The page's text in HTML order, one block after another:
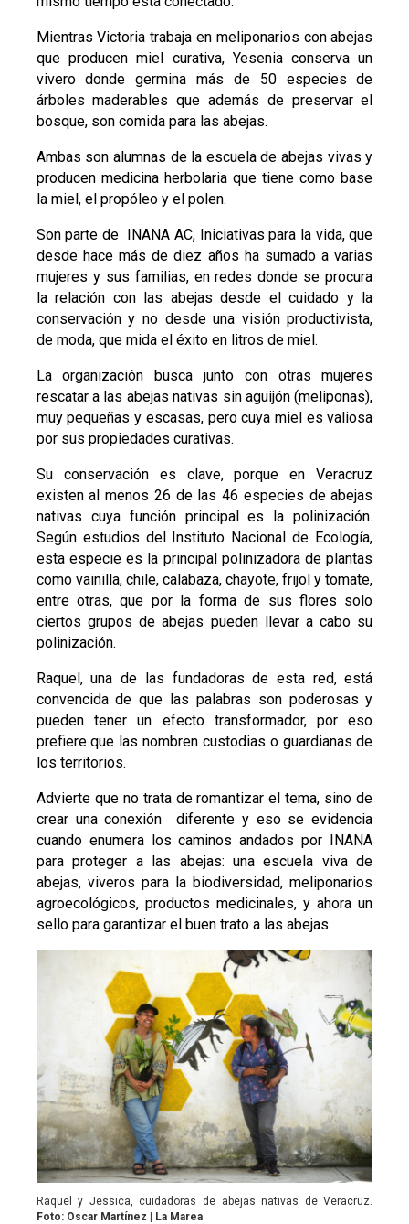
Mientras Victoria trabaja en meliponarios con abejas
que producen miel curativa, Yesenia conserva un
vivero donde germina más de 50 especies de
árboles maderables que además de preservar el
bosque, son comida para las abejas.
Ambas son alumnas de la escuela de abejas vivas y
producen medicina herbolaria que tiene como base
la miel, el propóleo y el polen.
Son parte de INANA AC, Iniciativas para la vida, que
desde hace más de diez años ha sumado a varias
mujeres y sus familias, en redes donde se procura
la relación con las abejas desde el cuidado y la
conservación y no desde una visión productivista,
de moda, que mida el éxito en litros de miel.
La organización busca junto con otras mujeres
rescatar a las abejas nativas sin aguijón (meliponas),
muy pequeñas y escasas, pero cuya miel es valiosa
por sus propiedades curativas.
Su conservación es clave, porque en Veracruz
existen al menos 26 de las 46 especies de abejas
nativas cuya función principal es la polinización.
Según estudios del Instituto Nacional de Ecología,
esta especie es la principal polinizadora de plantas
como vainilla, chile, calabaza, chayote, frijol y tomate,
entre otras, que por la forma de sus flores solo
ciertos grupos de abejas pueden llevar a cabo su
polinización.
Raquel, una de las fundadoras de esta red, está
convencida de que las palabras son poderosas y
pueden tener un efecto transformador, por eso
prefiere que las nombren custodias o guardianas de
los territorios.
Advierte que no trata de romantizar el tema, sino de
crear una conexión diferente y eso se evidencia
cuando enumera los caminos andados por INANA
para proteger a las abejas: una escuela viva de
abejas, viveros para la biodiversidad, meliponarios
agroecológicos, productos medicinales, y ahora un
sello para garantizar el buen trato a las abejas.
Raquel y Jessica, cuidadoras de abejas nativas de Veracruz.
Foto: Oscar Martínez | La Marea